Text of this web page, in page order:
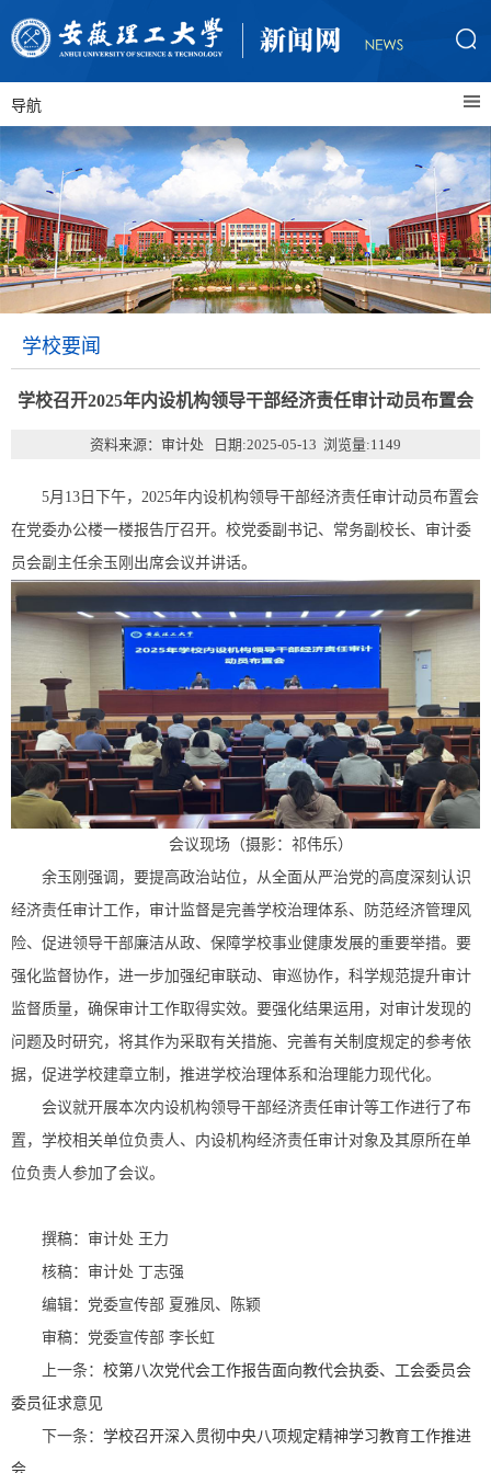
导航
学校要闻
学校召开2025年内设机构领导干部经济责任审计动员布置会
资料来源：审计处 日期:2025-05-13 浏览量:1149
5月13日下午，2025年内设机构领导干部经济责任审计动员布置会
在党委办公楼一楼报告厅召开。校党委副书记、常务副校长、审计委
员会副主任余玉刚出席会议并讲话。
会议现场（摄影：祁伟乐）
余玉刚强调，要提高政治站位，从全面从严治党的高度深刻认识
经济责任审计工作，审计监督是完善学校治理体系、防范经济管理风
险、促进领导干部廉洁从政、保障学校事业健康发展的重要举措。要
强化监督协作，进一步加强纪审联动、审巡协作，科学规范提升审计
监督质量，确保审计工作取得实效。要强化结果运用，对审计发现的
问题及时研究，将其作为采取有关措施、完善有关制度规定的参考依
据，促进学校建章立制，推进学校治理体系和治理能力现代化。
会议就开展本次内设机构领导干部经济责任审计等工作进行了布
置，学校相关单位负责人、内设机构经济责任审计对象及其原所在单
位负责人参加了会议。
撰稿：审计处 王力
核稿：审计处 丁志强
编辑：党委宣传部 夏雅凤、陈颖
审稿：党委宣传部 李长虹
上一条： 校第八次党代会工作报告面向教代会执委、工会委员会
委员征求意见
下一条： 学校召开深入贯彻中央八项规定精神学习教育工作推进
会